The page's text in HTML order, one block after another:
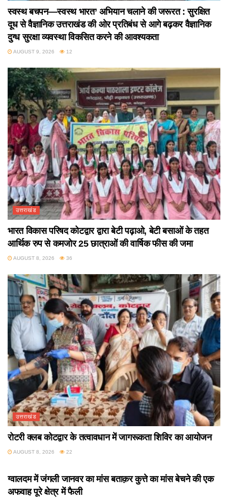
स्वस्थ बचपन—स्वस्थ भारत’ अभियान चलाने की जरूरत : सुरक्षित
दूध से वैज्ञानिक उत्तराखंड की ओर प्रतिबंध से आगे बढ़कर वैज्ञानिक
दुग्ध सुरक्षा व्यवस्था विकसित करने की आवश्यकता
AUGUST 9, 2026 12
उत्तराखंड
भारत विकास परिषद कोटद्वार द्वारा बेटी पढ़ाओ, बेटी बसाओं के तहत
आर्थिक रुप से कमजोर 25 छात्राओं की वार्षिक फीस की जमा
AUGUST 8, 2026 36
उत्तराखंड
रोटरी क्लब कोटद्वार के तत्वावधान में जागरूकता शिविर का आयोजन
AUGUST 8, 2026 22
ग्वालदम में जंगली जानवर का मांस बताक़र कुत्ते का मांस बेचने की एक
अफवाह पूरे क्षेत्र में फैली